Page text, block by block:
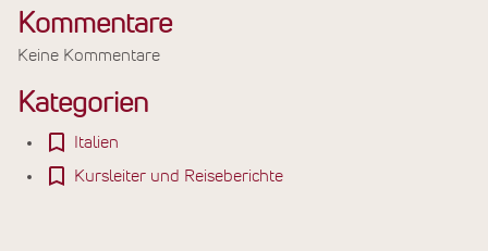
Kommentare
Keine Kommentare
Kategorien
Italien
Kursleiter und Reiseberichte